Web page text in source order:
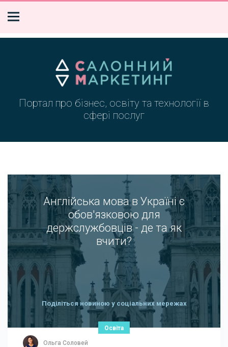
Портал про бізнес, освіту та технології в
сфері послуг
Англійська мова в Україні є
обов'язковою для
держслужбовців - де та як
вчити?
Поділіться новиною у соціальних мережах
Освіта
Ольга Соловей